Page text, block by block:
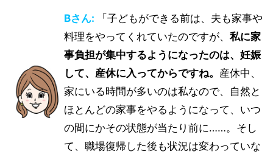
Bさん:
「子どもができる前は、夫も家事や
料理をやってくれていたのですが、 私に家
事負担が集中するようになったのは、妊娠
して、産休に入ってからですね。 産休中、
家にいる時間が多いのは私なので、自然と
ほとんどの家事をやるようになって、いつ
の間にかその状態が当たり前に……。そし
て、職場復帰した後も状況は変わっていな